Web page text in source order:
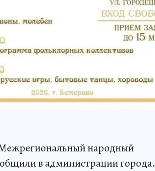
народный
в администрации города.